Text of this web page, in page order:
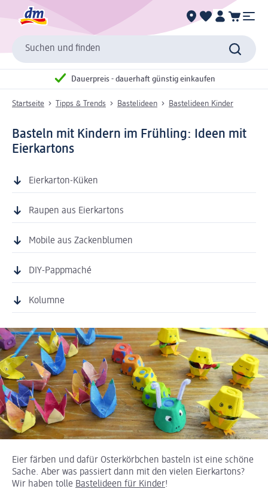
Suchen und finden
Dauerpreis - dauerhaft günstig einkaufen
Startseite Tipps & Trends Bastelideen Bastelideen Kinder
Basteln mit Kindern im Frühling: Ideen mit
Eierkartons
Eierkarton-Küken
Raupen aus Eierkartons
Mobile aus Zackenblumen
DIY-Pappmaché
Kolumne
Eier färben und dafür Osterkörbchen basteln ist eine schöne
Sache. Aber was passiert dann mit den vielen Eierkartons?
Wir haben tolle Bastelideen für Kinder!